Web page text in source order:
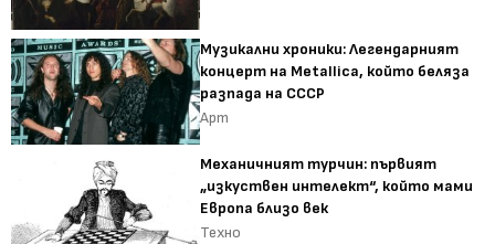
Музикални хроники: Легендарният
концерт на Metallica, който беляза
разпада на СССР
Арт
Механичният турчин: първият
„изкуствен интелект“, който мами
Европа близо век
Техно